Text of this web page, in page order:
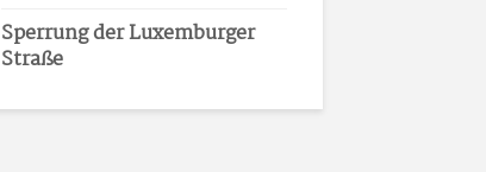
Sperrung der Luxemburger
Straße